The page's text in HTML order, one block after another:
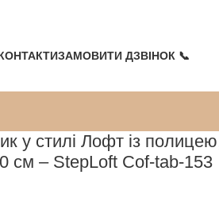
ЗАМОВИТИ ДЗВІНОК 📞
у стилі Лофт із
см – StepLoft Cof-tab-153